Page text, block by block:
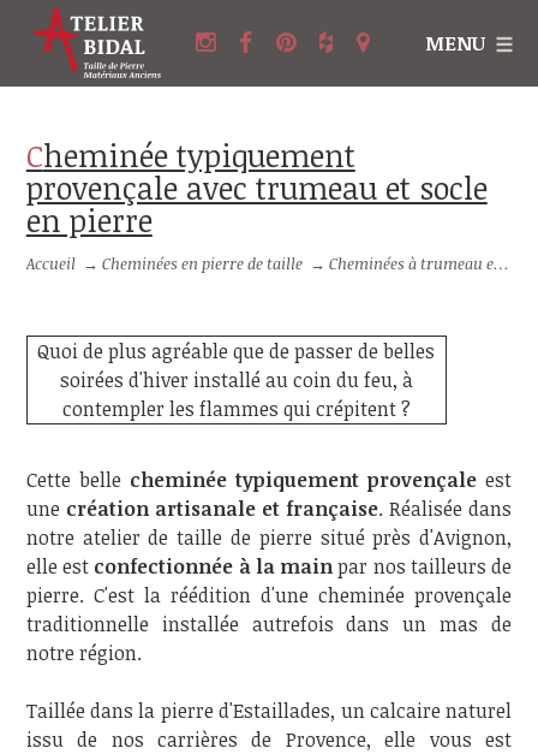
MENU
Cheminée typiquement
provençale avec trumeau et socle
en pierre
Accueil → Cheminées en pierre de taille →Cheminées à trumeau en pierre
Quoi de plus agréable que de passer de belles
soirées d'hiver installé au coin du feu, à
contempler les flammes qui crépitent ?
Cette belle cheminée typiquement provençale est
une création artisanale et française. Réalisée dans
notre atelier de taille de pierre situé près d'Avignon,
elle est confectionnée à la mainpar nos tailleurs de
pierre. C'est la réédition d'une cheminée provençale
traditionnelle installée autrefois dans un mas de
notre région.
Taillée dans la pierre d'Estaillades, un calcaire naturel
issu de nos carrières de Provence, elle vous est